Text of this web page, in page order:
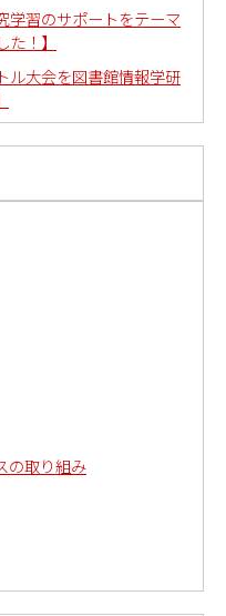
学習のサポートをテーマ
！】
ル大会を図書館情報学研
の取り組み